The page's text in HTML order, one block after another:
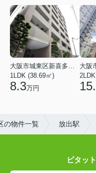
大阪市城東区新喜多東２丁目
1LDK (38.69㎡)
8.3万円
の物件一覧 放出駅
ピタッ